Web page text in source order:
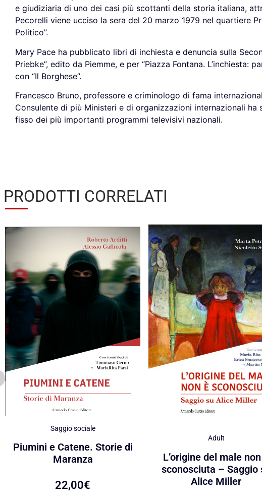
e giudiziaria di uno dei casi più scottanti della storia italiana,
Pecorelli viene ucciso la sera del 20 marzo 1979 nel quartiere
Politico”.
Mary Pace ha pubblicato libri di inchiesta e denuncia sulla
Priebke”, edito da Piemme, e per “Piazza Fontana.
con “Il Borghese”.
Francesco Bruno, professore e criminologo di fama
Consulente di più Ministeri e di organizzazioni internazionali
fisso dei più importanti programmi televisivi nazionali.
PRODOTTI CORRELATI
Saggio sociale
Piumini e Catene. Storie di
Maranza
22,00€
Adult
L’origine del male
sconosciuta – Saggio
Alice Miller